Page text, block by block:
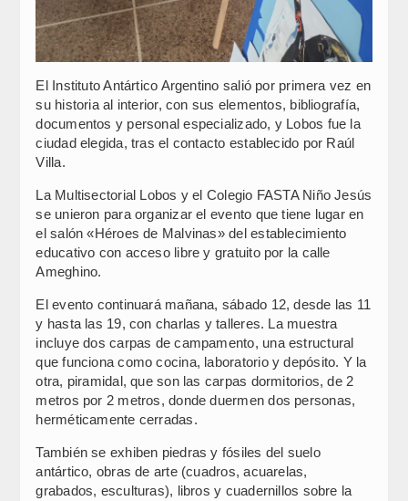
El Instituto Antártico Argentino salió por primera vez en
su historia al interior, con sus elementos, bibliografía,
documentos y personal especializado, y Lobos fue la
ciudad elegida, tras el contacto establecido por Raúl
Villa.
La Multisectorial Lobos y el Colegio FASTA Niño Jesús
se unieron para organizar el evento que tiene lugar en
el salón «Héroes de Malvinas» del establecimiento
educativo con acceso libre y gratuito por la calle
Ameghino.
El evento continuará mañana, sábado 12, desde las 11
y hasta las 19, con charlas y talleres. La muestra
incluye dos carpas de campamento, una estructural
que funciona como cocina, laboratorio y depósito. Y la
otra, piramidal, que son las carpas dormitorios, de 2
metros por 2 metros, donde duermen dos personas,
herméticamente cerradas.
También se exhiben piedras y fósiles del suelo
antártico, obras de arte (cuadros, acuarelas,
grabados, esculturas), libros y cuadernillos sobre la